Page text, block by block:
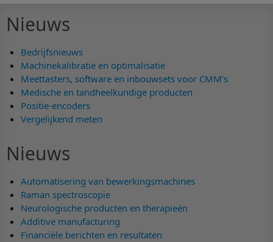
Nieuws
Bedrijfsnieuws
Machinekalibratie en optimalisatie
Meettasters, software en inbouwsets voor CMM’s
Medische en tandheelkundige producten
Positie-encoders
Vergelijkend meten
Nieuws
Automatisering van bewerkingsmachines
Raman spectroscopie
Neurologische producten en therapieën
Additive manufacturing
Financiële berichten en resultaten